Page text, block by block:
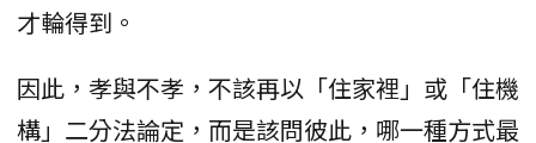
才輪得到。
因此，孝與不孝，不該再以「住家裡」或「住機
構」二分法論定，而是該問彼此，哪一種方式最